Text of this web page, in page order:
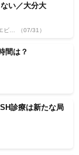
い／大分大
医療一般 日本発エビデンス （07/31）
間は？
診療は新たな局